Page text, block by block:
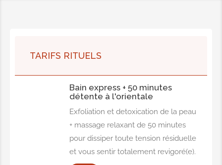
TARIFS RITUELS
Bain express + 50 minutes
détente à l'orientale
Exfoliation et detoxication de la peau
+ massage relaxant de 50 minutes
pour dissiper toute tension résiduelle
et vous sentir totalement revigoré(e).